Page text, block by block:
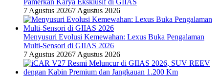
Pamerkan Karya Eksklusif di GIIAS
7 Agustus 20267 Agustus 2026
Menyusuri Evolusi Kemewahan: Lexus Buka Pengalaman
Multi-Sensori di GIIAS 2026
7 Agustus 20267 Agustus 2026